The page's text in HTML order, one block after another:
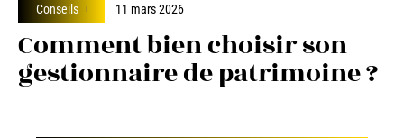
Conseils 11 mars 2026
Comment bien choisir son
gestionnaire de patrimoine ?